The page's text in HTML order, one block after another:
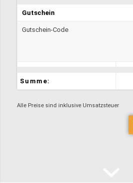
Gutschein
Gutschein-Code
Summe:
Alle Preise sind inklusive Umsatzsteuer